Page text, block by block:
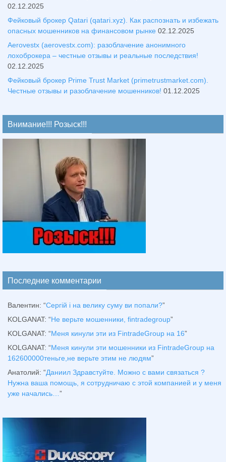
02.12.2025
Фейковый брокер Qatari (qatari.xyz). Как распознать и избежать
опасных мошенников на финансовом рынке 02.12.2025
Aerovestx (aerovestx.com): разоблачение анонимного
лохоброкера – честные отзывы и реальные последствия!
02.12.2025
Фейковый брокер Prime Trust Market (primetrustmarket.com).
Честные отзывы и разоблачение мошенников! 01.12.2025
Внимание!!! Розыск!!!
Последние комментарии
Валентин: “Сергій і на велику суму ви попали?”
KOLGANAT: “Не верьте мошенники, fintradegroup”
KOLGANAT: “Меня кинули эти из FintradeGroup на 16”
KOLGANAT: “Меня кинули эти мошенники из FintradeGroup на
162600000теньге,не верьте этим не людям”
Анатолий: “Даниил Здравстуйте. Можно с вами связаться ?
Нужна ваша помощь, я сотрудничаю с этой компанией и у меня
уже начались… ”